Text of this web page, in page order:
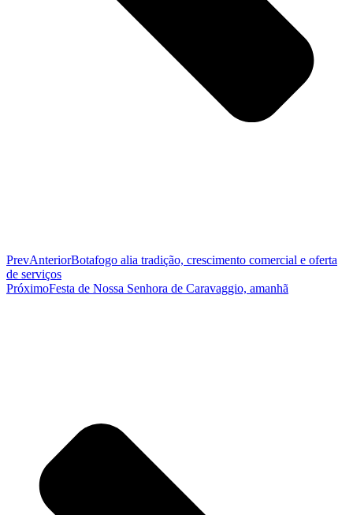
PrevAnteriorBotafogo alia tradição, crescimento comercial e oferta
de serviços
PróximoFesta de Nossa Senhora de Caravaggio, amanhã